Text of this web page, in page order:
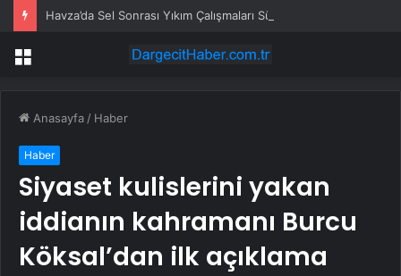
Havza’da Sel Sonrası Yıkım Çalışmaları Sürüyor
Menü
Anasayfa / Haber
Haber
Siyaset kulislerini yakan
iddianın kahramanı Burcu
Köksal’dan ilk açıklama